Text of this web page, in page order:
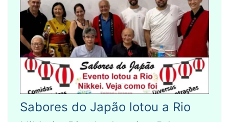
Sabores do Japão lotou a Rio